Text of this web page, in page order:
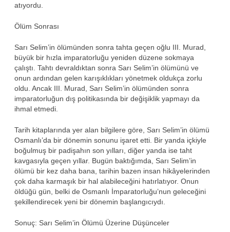
atıyordu.
Ölüm Sonrası
Sarı Selim’in ölümünden sonra tahta geçen oğlu III. Murad,
büyük bir hızla imparatorluğu yeniden düzene sokmaya
çalıştı. Tahtı devraldıktan sonra Sarı Selim’in ölümünü ve
onun ardından gelen karışıklıkları yönetmek oldukça zorlu
oldu. Ancak III. Murad, Sarı Selim’in ölümünden sonra
imparatorluğun dış politikasında bir değişiklik yapmayı da
ihmal etmedi.
Tarih kitaplarında yer alan bilgilere göre, Sarı Selim’in ölümü
Osmanlı’da bir dönemin sonunu işaret etti. Bir yanda içkiyle
boğulmuş bir padişahın son yılları, diğer yanda ise taht
kavgasıyla geçen yıllar. Bugün baktığımda, Sarı Selim’in
ölümü bir kez daha bana, tarihin bazen insan hikâyelerinden
çok daha karmaşık bir hal alabileceğini hatırlatıyor. Onun
öldüğü gün, belki de Osmanlı İmparatorluğu’nun geleceğini
şekillendirecek yeni bir dönemin başlangıcıydı.
Sonuç: Sarı Selim’in Ölümü Üzerine Düşünceler